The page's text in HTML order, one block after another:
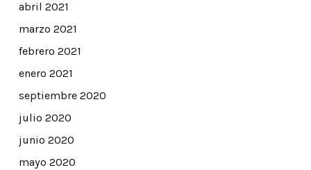
abril 2021
marzo 2021
febrero 2021
enero 2021
septiembre 2020
julio 2020
junio 2020
mayo 2020